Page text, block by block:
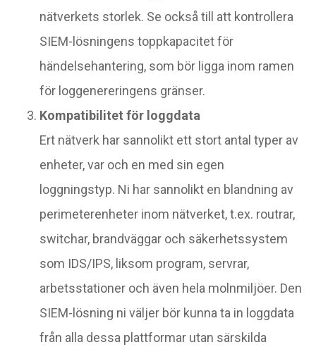
nätverkets storlek. Se också till att kontrollera
SIEM-lösningens toppkapacitet för
händelsehantering, som bör ligga inom ramen
för loggenereringens gränser.
Kompatibilitet för loggdata
Ert nätverk har sannolikt ett stort antal typer av
enheter, var och en med sin egen
loggningstyp. Ni har sannolikt en blandning av
perimeterenheter inom nätverket, t.ex. routrar,
switchar, brandväggar och säkerhetssystem
som IDS/IPS, liksom program, servrar,
arbetsstationer och även hela molnmiljöer. Den
SIEM-lösning ni väljer bör kunna ta in loggdata
från alla dessa plattformar utan särskilda